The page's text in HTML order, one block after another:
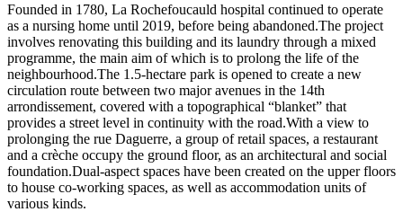
Founded in 1780, La Rochefoucauld hospital continued to operate
as a nursing home until 2019, before being abandoned.The project
involves renovating this building and its laundry through a mixed
programme, the main aim of which is to prolong the life of the
neighbourhood.The 1.5-hectare park is opened to create a new
circulation route between two major avenues in the 14th
arrondissement, covered with a topographical “blanket” that
provides a street level in continuity with the road.With a view to
prolonging the rue Daguerre, a group of retail spaces, a restaurant
and a crèche occupy the ground floor, as an architectural and social
foundation.Dual-aspect spaces have been created on the upper floors
to house co-working spaces, as well as accommodation units of
various kinds.